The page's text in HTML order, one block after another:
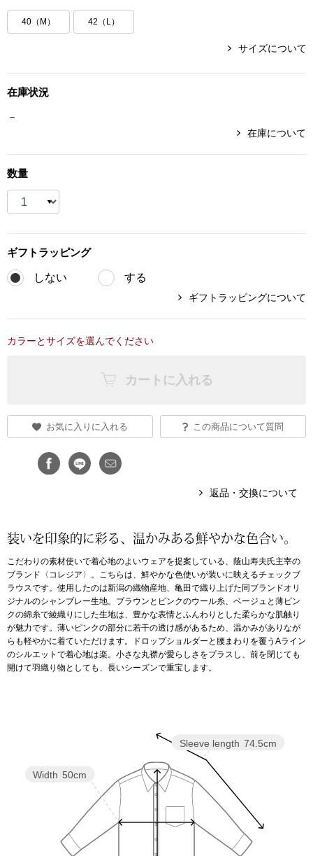
BOGARD 最新号はこちら
ランド
集
すべて見る
ダーウェア
デニム
ルーム･アン
ショルダーバ
クラッチバッグ
ボディバッグ
リュック･バッ
ボストンバッグ
スーツケース
シューズ
レースアップ
40（M） 42（L）
サイズについて
在庫状況
－
在庫について
数量
ギフト ラッピング
しない する
ギフトラッピングについて
カラーとサイズを選んでください
カートに入れる
お気に入りに入れる この商品について質問
返品・交換について
装いを印象的に彩る、温かみある鮮やかな色合い。
こだわりの素材使いで着心地のよいウェアを提案している、蔭山寿夫氏主宰の
ブランド〈コレジア〉。こちらは、鮮やかな色使いが装いに映えるチェックブ
ラウスです。使用したのは新潟の織物産地、亀田で織り上げた同ブランドオリ
ジナルのシャンブレー生地。ブラウンとピンクのウール糸、ベージュと薄ピン
クの綿糸で綾織りにした生地は、豊かな表情とふんわりとした柔らかな肌触り
が魅力です。薄いピンクの部分に若干の透け感があるため、温かみがありなが
らも軽やかに着ていただけます。ドロップショルダーと腰まわりを覆うAライン
のシルエットで着心地は楽。小さな丸襟が愛らしさをプラスし、前を閉じても
開けて羽織り物としても、長いシーズンで重宝します。
Sleeve length 74.5cm
Width 50cm